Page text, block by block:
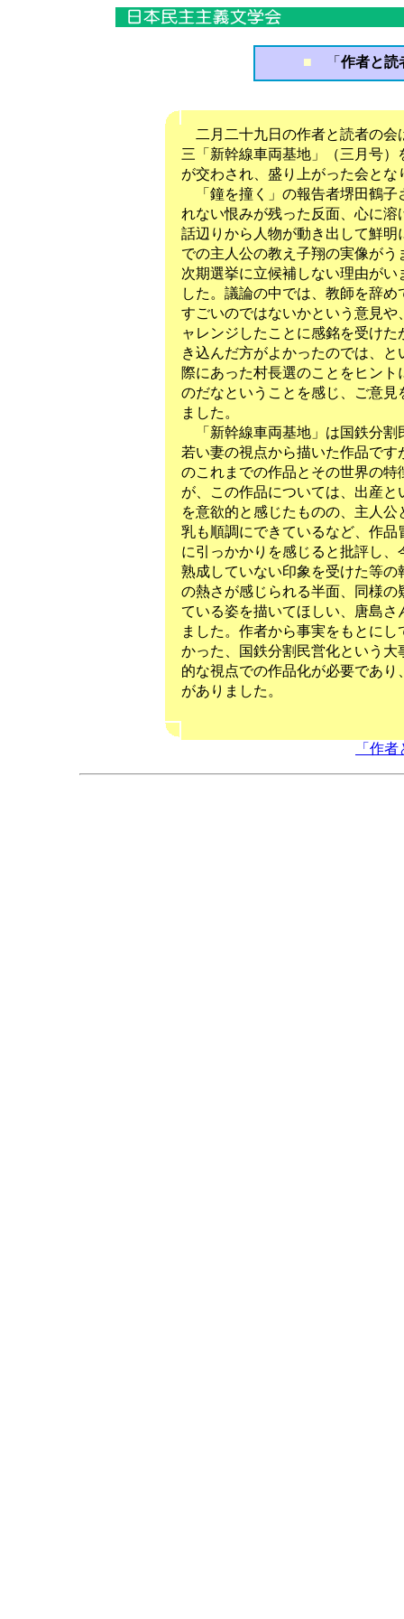
■ 「 作者と
二月二十九日の作者と読者の会
三「新幹線車両基地」（三月号
が交わされ、盛り上がった会とな
「鐘を撞く」の報告者堺田鶴子
れない恨みが残った反面、心に
話辺りから人物が動き出して鮮
での主人公の教え子翔の実像が
次期選挙に立候補しない理由が
した。議論の中では、教師を辞
すごいのではないかという意見
ャレンジしたことに感銘を受け
き込んだ方がよかったのでは、
際にあった村長選のことをヒン
のだなということを感じ、ご意
ました。
「新幹線車両基地」は国鉄分割
若い妻の視点から描いた作品で
のこれまでの作品とその世界の
が、この作品については、出産
を意欲的と感じたものの、主人
乳も順調にできているなど、作
に引っかかりを感じると批評し
熟成していない印象を受けた等
の熱さが感じられる半面、同様
ている姿を描いてほしい、唐島
ました。作者から事実をもとに
かった、国鉄分割民営化という
的な視点での作品化が必要であ
がありました。
「作